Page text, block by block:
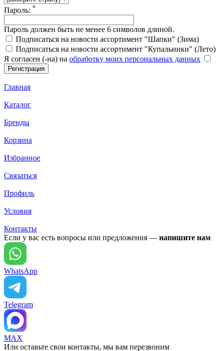
Пароль: *
Пароль должен быть не менее 6 символов длиной.
Подписаться на новости ассортимент "Шапки" (Зима)
Подписаться на новости ассортимент "Купальники" (Лето)
Я согласен (-на) на обработку моих персональных данных
Главная
Каталог
Бренды
Корзина
Избранное
Связаться
Профиль
Условия
Контакты
Если у вас есть вопросы или предложения — напишите нам
WhatsApp
Telegram
MAX
Или оставьте свои контакты, мы вам перезвоним